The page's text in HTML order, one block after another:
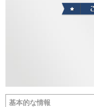
基本的な情報